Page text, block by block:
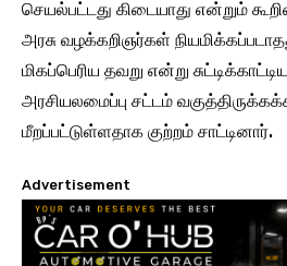
செயல்பட்டது கிடையாது என்றும்
அரசு வழக்கறிஞர்கள்
மிகப்பெரிய தவறு என்று
அரசியலமைப்பு சட்டம்
மீறப்பட்டுள்ளதாக குற்றம் சாட்டினார்.
Advertisement